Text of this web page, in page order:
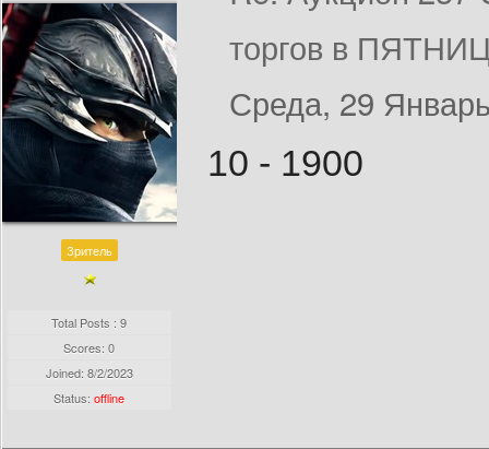
Зритель
Total Posts : 9
Scores: 0
Joined: 8/2/2023
Status:offline
торгов в
Среда, 29
10 - 1900